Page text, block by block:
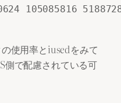
使用率とiusedをみて
側で配慮されている可